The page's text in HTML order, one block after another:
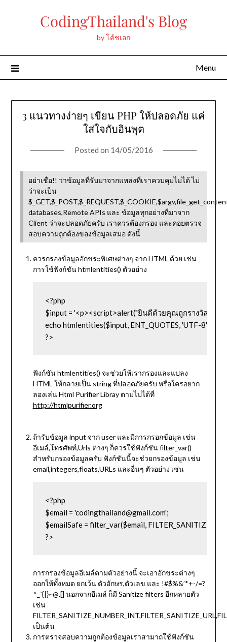
CodingThailand's Blog
by โค้ชเอก
Menu
3 แนวทางง่ายๆ เขียน PHP ให้ปลอดภัย แค่
ใส่ใจกับอินพุต
Posted on 14/05/2016
อย่าเชื่อ!! ว่าข้อมูลที่รับมาจากแหล่งที่เราควบคุมไม่ได้ ไม่
ว่าจะเป็น
databases,Remote APIs และ ข้อมูลทุกอย่างที่มาจาก
Client ว่าจะปลอดภัยครับ เราควรต้องกรอง และคอยตรวจ
สอบความถูกต้องของข้อมูลเสมอ ดังนี้
ควรกรองข้อมูลอักขระพิเศษต่างๆ จาก HTML ด้วย เช่น
การใช้ฟังก์ชัน htmlentities() ตัวอย่าง
<?php
$input = '<p><script>alert("ยินดีด้วยคุณถูกรางวัลที่
echo htmlentities($input, ENT_QUOTES, 'UTF-8');
?>
ฟังก์ชัน htmlentities() จะช่วยให้เรากรองและแปลง
HTML ให้กลายเป็น string ที่ปลอดภัยครับ หรือใครอยาก
ลองเล่น Html Purifier Libray ตามไปได้ที่
http://htmlpurifier.org
ถ้ารับข้อมูล input จาก user และมีการกรอกข้อมูล เช่น
อีเมล์,โทรศัพท์,Urls ต่างๆ ก็ควรใช้ฟังก์ชัน filter_var()
สำหรับกรองข้อมูลครับ ฟังก์ชันนี้จะช่วยกรองข้อมูล เช่น
email,integers,floats,URLs และอื่นๆ ตัวอย่าง เช่น
<?php
$email = 'codingthailand@gmail.com';
$emailSafe = filter_var($email,
?>
การกรองข้อมูลอีเมล์ตามตัวอย่างนี้ จะเอาอักขระต่างๆ
ออกให้ทั้งหมด ยกเว้น ตัวอักษร,ตัวเลข และ !#$%&’*+-/=?
^_`{|}~@.[] นอกจากอีเมล์ ก็มี Sanitize filters อีกหลายตัว
เช่น
เป็นต้น
การตรวจสอบความถูกต้องข้อมูลเราสามาถใช้ฟังก์ชัน